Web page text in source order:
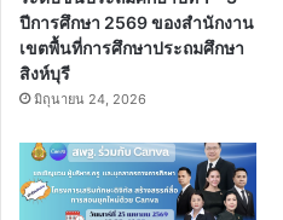
ปีการศึกษา 2569 ของสำนักงาน
เขตพื้นที่การศึกษาประถมศึกษา
สิงห์บุรี
มิถุนายน 24, 2026